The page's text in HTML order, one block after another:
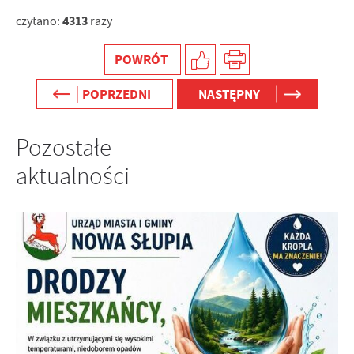
czytano: 4313 razy
POWRÓT
POPRZEDNI
NASTĘPNY
Pozostałe
aktualności